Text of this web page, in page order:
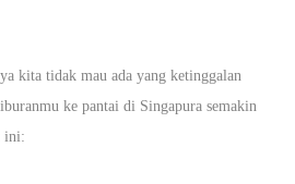
kita tidak mau ada yang ketinggalan
ke pantai di Singapura semakin
ini: